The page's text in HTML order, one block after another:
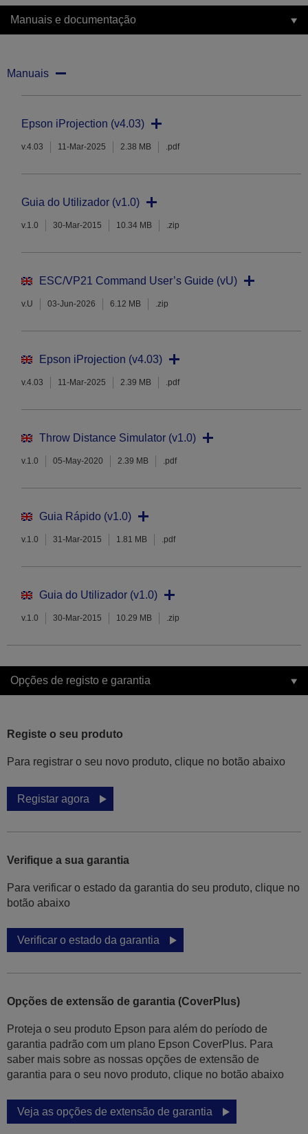
Manuais e documentação
Manuais
Epson iProjection (v4.03)
v.4.03 11-Mar-2025 2.38 MB .pdf
Guia do Utilizador (v1.0)
v.1.0 30-Mar-2015 10.34 MB .zip
ESC/VP21 Command User’s Guide (vU)
v.U 03-Jun-2026 6.12 MB .zip
Epson iProjection (v4.03)
v.4.03 11-Mar-2025 2.39 MB .pdf
Throw Distance Simulator (v1.0)
v.1.0 05-May-2020 2.39 MB .pdf
Guia Rápido (v1.0)
v.1.0 31-Mar-2015 1.81 MB .pdf
Guia do Utilizador (v1.0)
v.1.0 30-Mar-2015 10.29 MB .zip
Opções de registo e garantia
Registe o seu produto
Para registrar o seu novo produto, clique no botão abaixo
Registar agora
Verifique a sua garantia
Para verificar o estado da garantia do seu produto, clique no
botão abaixo
Verificar o estado da garantia
Opções de extensão de garantia (CoverPlus)
Proteja o seu produto Epson para além do período de
garantia padrão com um plano Epson CoverPlus. Para
saber mais sobre as nossas opções de extensão de
garantia para o seu novo produto, clique no botão abaixo
Veja as opções de extensão de garantia